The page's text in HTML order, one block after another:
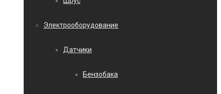
Электрооборудование
Датчики
Бензобака